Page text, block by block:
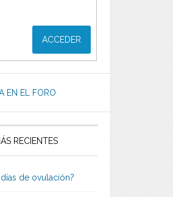
ACCEDER
EN EL FORO
RECIENTES
de ovulación?